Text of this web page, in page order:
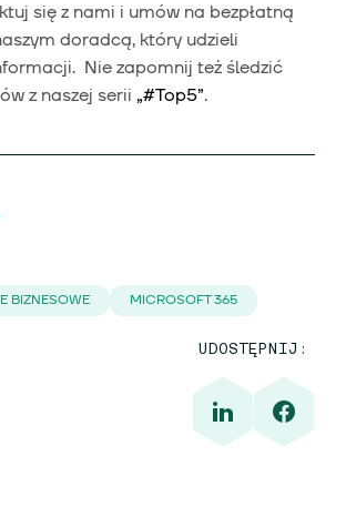
się z nami i umów na bezpłatną
doradcą, który udzieli
Nie zapomnij też śledzić
z naszej serii „#Top5”.
BIZNESOWE MICROSOFT 365
UDOSTĘPNIJ: